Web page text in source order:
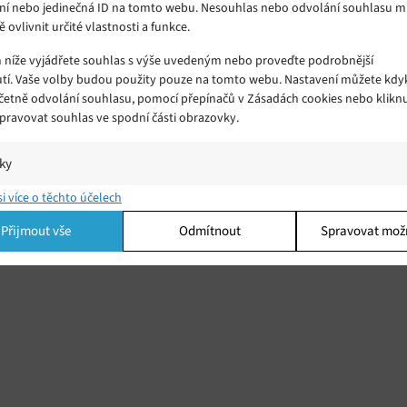
nebo jedinečná ID na tomto webu. Nesouhlas nebo odvolání souhlasu
ovlivnit určité vlastnosti a funkce.
vyjádřete souhlas s výše uvedeným nebo proveďte podrobnější
Vaše volby budou použity pouze na tomto webu. Nastavení můžete
odvolání souhlasu, pomocí přepínačů v Zásadách cookies nebo
souhlas ve spodní části obrazovky.
a/nebo přístup k informacím v zařízení, Porozumění publiku
kombinací údajů z různých zdrojů.
více o těchto účelech
Přijmout vše Odmítnout Spravovat